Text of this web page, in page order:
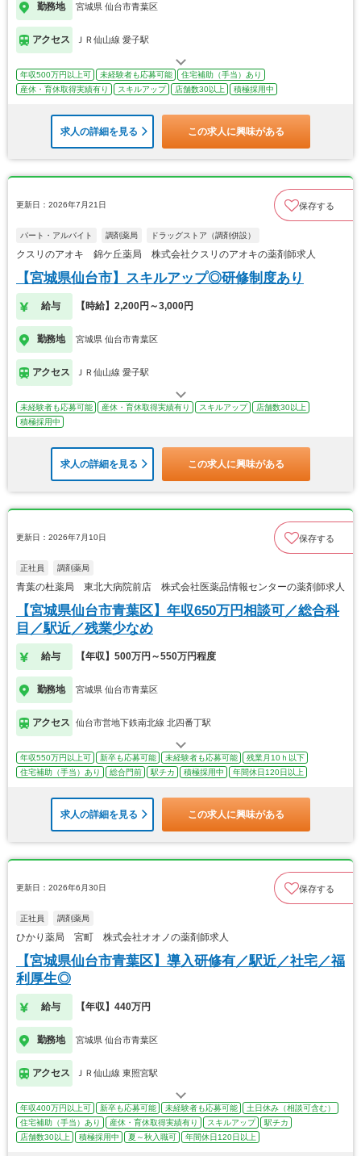
勤務地 宮城県 仙台市青葉区
アクセス ＪＲ仙山線 愛子駅
年収500万円以上可 未経験者も応募可能
住宅補助（手当）あり
産休・育休取得実績有り
スキルアップ 店舗数30以上 積極採用中
求人の詳細を見る この求人に興味がある
更新日：2026年7月21日 保存する
パート・アルバイト 調剤薬局 ドラッグストア（調剤併設）
クスリのアオキ 錦ケ丘薬局 株式会社クスリのアオキの薬剤師求人
【宮城県仙台市】スキルアップ◎研修制度あり
給与 【時給】2,200円～3,000円
勤務地 宮城県 仙台市青葉区
アクセス ＪＲ仙山線 愛子駅
未経験者も応募可能 産休・育休取得実績有り スキルアップ
店舗数30以上
積極採用中
求人の詳細を見る この求人に興味がある
更新日：2026年7月10日 保存する
正社員 調剤薬局
青葉の杜薬局 東北大病院前店 株式会社医薬品情報センターの薬剤師求人
【宮城県仙台市青葉区】年収650万円相談可／総合科
目／駅近／残業少なめ
給与 【年収】500万円～550万円程度
勤務地 宮城県 仙台市青葉区
アクセス 仙台市営地下鉄南北線 北四番丁駅
年収550万円以上可 新卒も応募可能 未経験者も応募可能
残業月10ｈ以下
住宅補助（手当）あり
総合門前 駅チカ 積極採用中 年間休日120日以上
求人の詳細を見る この求人に興味がある
更新日：2026年6月30日 保存する
正社員 調剤薬局
ひかり薬局 宮町 株式会社オオノの薬剤師求人
【宮城県仙台市青葉区】導入研修有／駅近／社宅／福
利厚生◎
給与 【年収】440万円
勤務地 宮城県 仙台市青葉区
アクセス ＪＲ仙山線 東照宮駅
年収400万円以上可 新卒も応募可能 未経験者も応募可能
土日休み（相談可含む）
住宅補助（手当）あり
産休・育休取得実績有り スキルアップ
駅チカ
店舗数30以上
積極採用中 夏～秋入職可 年間休日120日以上